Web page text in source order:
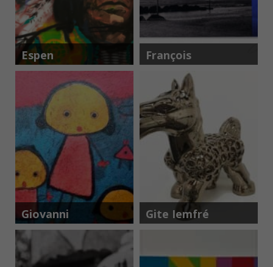
Espen
Greger
François
Berthier
Giovanni
Vetere
Gite Iemfré